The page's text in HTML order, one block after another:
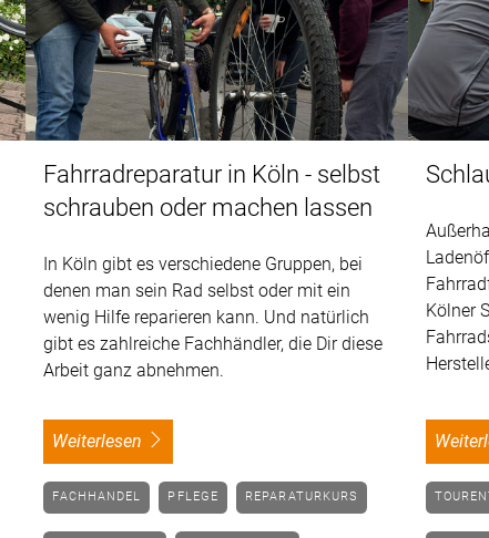
Fahrradreparatur in Köln - selbst
schrauben oder machen lassen
In Köln gibt es verschiedene Gruppen, bei
denen man sein Rad selbst oder mit ein
wenig Hilfe reparieren kann. Und natürlich
gibt es zahlreiche Fachhändler, die Dir diese
Arbeit ganz abnehmen.
weiterlesen
FACHHANDEL PFLEGE REPARATURKURS
Kölner